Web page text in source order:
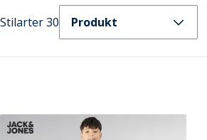
Stilarter 30 Produkt